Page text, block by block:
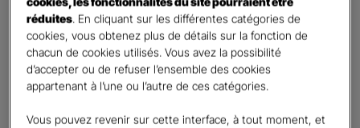
Code postal du risque*
Nombre de caractères restants :5 caractères restants
La limite est de 5 caractères. Caractères restants : 5.
Type d'assurance souhaitée*
Responsabilité Civile
réduites. En cliquant sur les différentes catégories de
cookies, vous obtenez plus de détails sur la fonction de
chacun de cookies utilisés. Vous avez la possibilité
d’accepter ou de refuser l’ensemble des cookies
appartenant à l’une ou l’autre de ces catégories.
Vous pouvez revenir sur cette interface, à tout moment, et